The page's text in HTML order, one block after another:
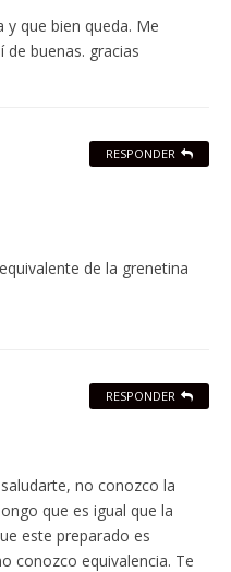
y que bien queda. Me
buenas. gracias
de la grenetina
RESPONDER
no conozco la
que es igual que la
este preparado es
conozco equivalencia. Te
RESPONDER